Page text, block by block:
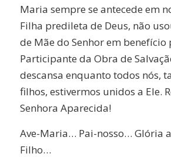
Maria sempre se antecede em
Filha predileta de Deus, não
de Mãe do Senhor em
Participante da Obra de
descansa enquanto todos nós,
filhos, estivermos unidos a Ele.
Senhora Aparecida!
Ave-Maria… Pai-nosso… Glória
Filho…